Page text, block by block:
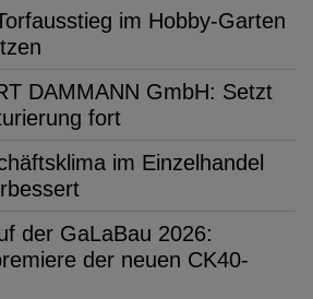
im Hobby-Garten
DAMMANN GmbH: Setzt
fort
im Einzelhandel
der GaLaBau 2026:
der neuen CK40-